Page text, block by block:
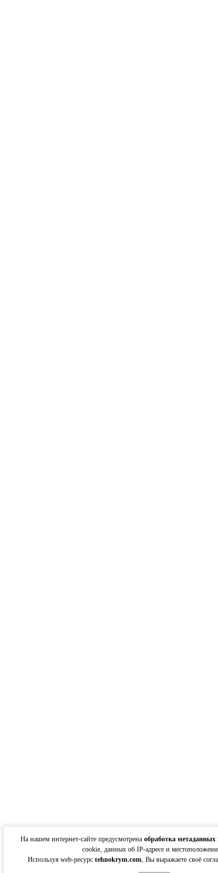
На нашем интернет-сайте предусмотрена обработка метаданных
cookie, данных об IP-адресе и
Используя web-ресурс tehnokrym.com, Вы выражаете своё